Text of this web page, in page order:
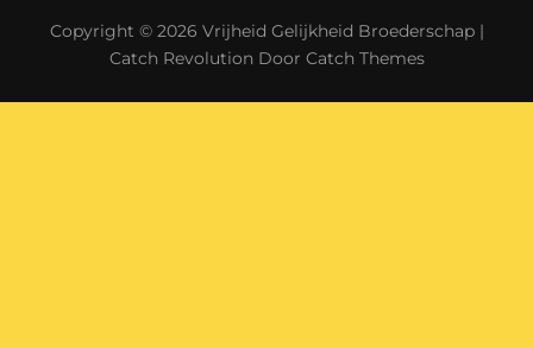
Copyright © 2026 Vrijheid Gelijkheid Broederschap |
Catch Revolution Door Catch Themes